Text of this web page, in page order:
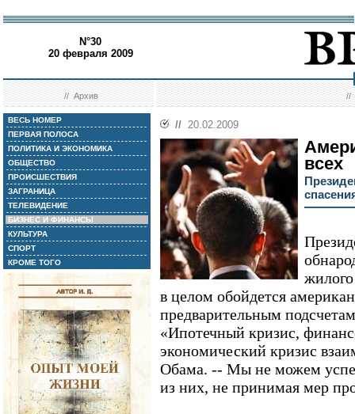
N°30
20 февраля 2009
//Архив //
ВЕСЬ НОМЕР
ПЕРВАЯ ПОЛОСА
ПОЛИТИКА И ЭКОНОМИКА
ОБЩЕСТВО
ПРОИСШЕСТВИЯ
ЗАГРАНИЦА
ТЕЛЕВИДЕНИЕ
БИЗНЕС И ФИНАНСЫ
КУЛЬТУРА
СПОРТ
КРОМЕ ТОГО
// 20.02.2009
всех
жилого
в целом обойдется
предварительным
«Ипотечный кризис,
экономический кризис
Обама. -- Мы не можем
из них, не принимая мер